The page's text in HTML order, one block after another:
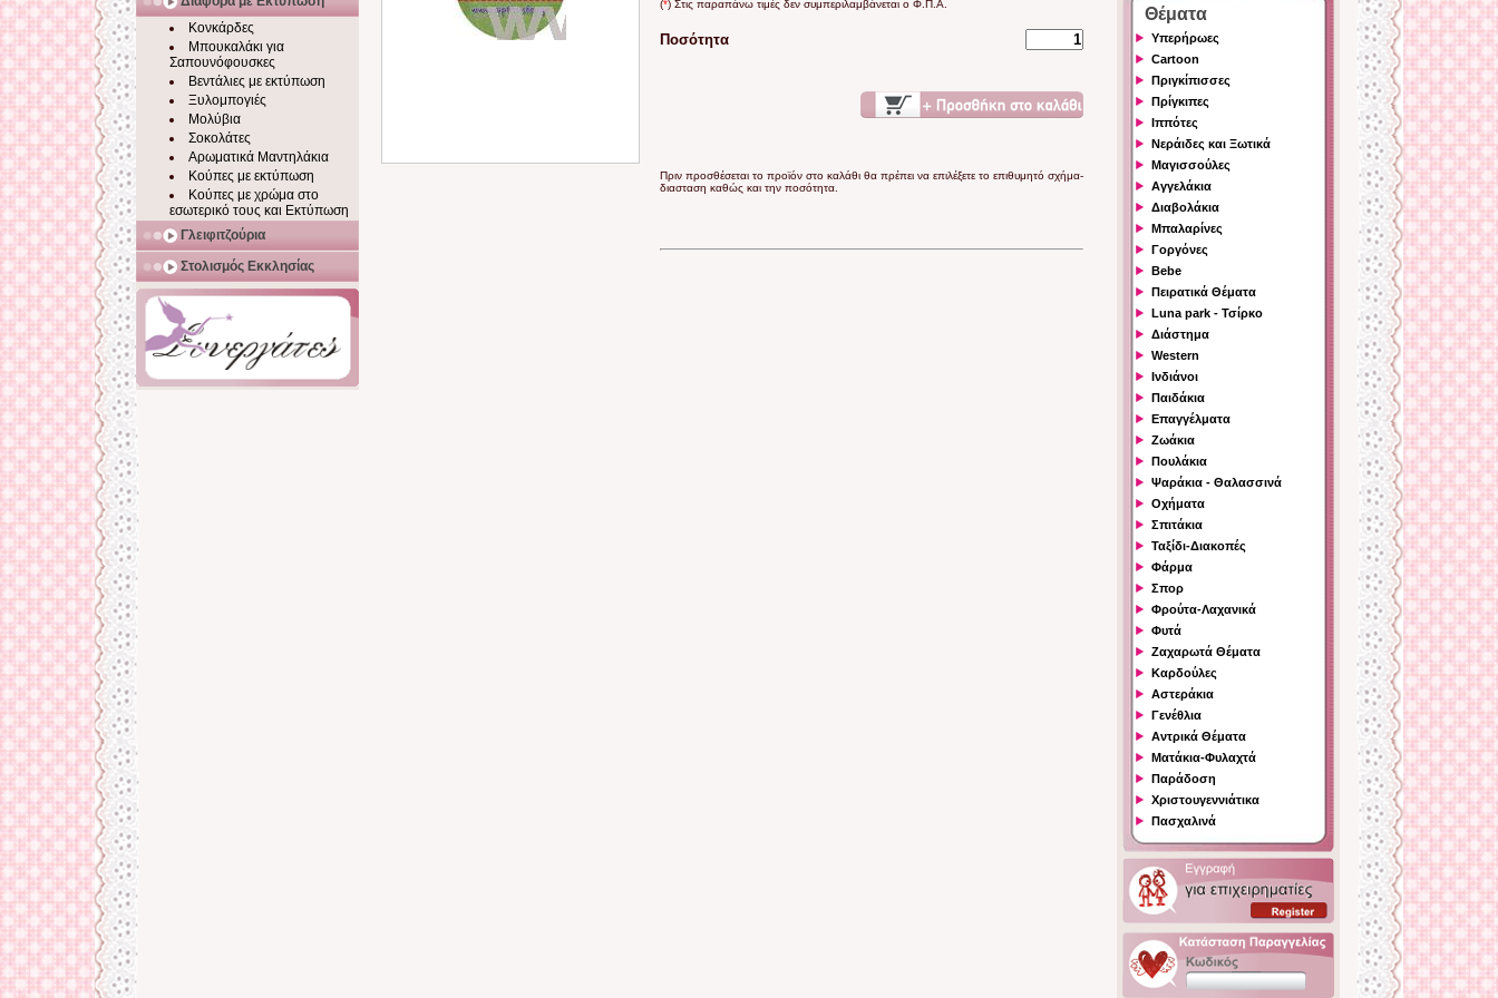
Κονκάρδες
Μπουκαλάκι για
Σαπουνόφουσκες
Βεντάλιες με εκτύπωση
Ξυλομπογιές
Μολύβια
Σοκολάτες
Αρωματικά Μαντηλάκια
Κούπες με εκτύπωση
Κούπες με χρώμα στο
εσωτερικό τους και Εκτύπωση
Γλειφιτζούρια
Στολισμός Εκκλησίας
(*) Στις παραπάνω τιμές δεν συμπεριλαμβάνεται ο Φ.Π.Α.
Ποσότητα
Πριν προσθέσεται το προϊόν στο καλάθι θα πρέπει να επιλέξετε το επιθυμητό σχήμα-
διασταση καθώς και την ποσότητα.
Θέματα
Υπερήρωες
Cartoon
Πριγκίπισσες
Πρίγκιπες
Ιππότες
Νεράιδες και Ξωτικά
Μαγισσούλες
Αγγελάκια
Διαβολάκια
Μπαλαρίνες
Γοργόνες
Bebe
Πειρατικά Θέματα
Luna park - Τσίρκο
Διάστημα
Western
Ινδιάνοι
Παιδάκια
Επαγγέλματα
Ζωάκια
Πουλάκια
Ψαράκια - Θαλασσινά
Οχήματα
Σπιτάκια
Ταξίδι-Διακοπές
Φάρμα
Σπορ
Φρούτα-Λαχανικά
Φυτά
Ζαχαρωτά Θέματα
Καρδούλες
Αστεράκια
Γενέθλια
Αντρικά Θέματα
Ματάκια-Φυλαχτά
Παράδοση
Χριστουγεννιάτικα
Πασχαλινά